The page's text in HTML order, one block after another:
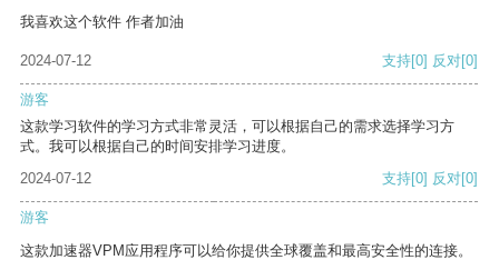
我喜欢这个软件 作者加油
2024-07-12 支持[0] 反对[0]
游客
这款学习软件的学习方式非常灵活，可以根据自己的需求选择学习方
式。我可以根据自己的时间安排学习进度。
2024-07-12
支持[0] 反对[0]
游客
这款加速器VPM应用程序可以给你提供全球覆盖和最高安全性的连接。